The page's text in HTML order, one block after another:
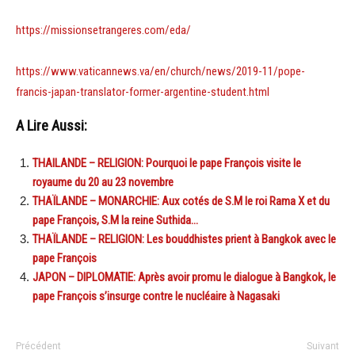
https://missionsetrangeres.com/eda/
https://www.vaticannews.va/en/church/news/2019-11/pope-
francis-japan-translator-former-argentine-student.html
A Lire Aussi:
THAILANDE – RELIGION: Pourquoi le pape François visite le
royaume du 20 au 23 novembre
THAÏLANDE – MONARCHIE: Aux cotés de S.M le roi Rama X et du
pape François, S.M la reine Suthida…
THAÏLANDE – RELIGION: Les bouddhistes prient à Bangkok avec le
pape François
JAPON – DIPLOMATIE: Après avoir promu le dialogue à Bangkok, le
pape François s’insurge contre le nucléaire à Nagasaki
Précédent Suivant